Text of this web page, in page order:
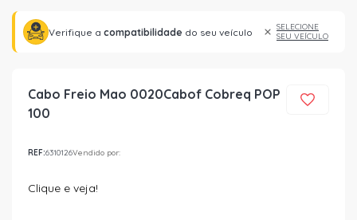
Verifique a compatibilidade do seu veículo
SELECIONE
SEU VEÍCULO
Cabo Freio Mao 0020Cabof Cobreq POP
100
REF:6310126Vendido por:
Clique e veja!